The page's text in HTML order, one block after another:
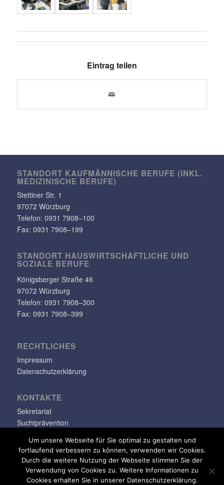
Eintrag teilen
STANDORT KAUF­MÄN­NI­SCHE BERUFE (INKL.
MEDI­ZI­NI­SCHE BERUFE)
Stet­tiner Str. 1
97072 Würzburg
Telefon: 0931 7908–100
Fax: 0931 7908–199
STANDORT HAUS­WIRT­SCHAFT­LICHE UND
SOZIALE BERUFE
Königs­berger Straße 46
97072 Würzburg
Telefon: 0931 7908–300
Fax: 0931 7908–399
RECHT­LI­CHES
Impressum
Datenschutzerklärung
KONTAKTE
Sekretariat
Suchtprävention
info@klara-oppenheimer-schule.de
Um unsere Webseite für Sie optimal zu gestalten und
fortlaufend verbessern zu können, verwenden wir Cookies.
Durch die weitere Nutzung der Webseite stimmen Sie der
Verwendung von Cookies zu. Weitere Informationen zu
Cookies erhalten Sie in unserer Datenschutzerklärung.